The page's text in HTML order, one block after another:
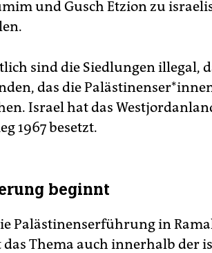
und Gusch Etzion zu
sind die Siedlungen illegal,
das die
Israel hat das
1967 besetzt.
beginnt
Palästinenserführung in
Thema auch innerhalb der